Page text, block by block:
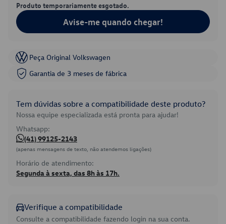
Produto temporariamente esgotado.
Avise-me quando chegar!
Peça Original Volkswagen
Garantia de 3 meses de fábrica
Tem dúvidas sobre a compatibilidade deste produto?
Nossa equipe especializada está pronta para ajudar!
Whatsapp:
(41) 99125-2143
(apenas mensagens de texto, não atendemos ligações)
Horário de atendimento:
Segunda à sexta, das 8h às 17h.
Verifique a compatibilidade
Consulte a compatibilidade fazendo login na sua conta.